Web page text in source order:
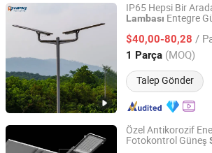
IP65 Hepsi Bir
Lambası Entegre
$40,00-80,28 /
1 Parça (MOQ)
Talep Gönder
Yangzhou HePu Lighting Technology
Jiangsu, China Fiyat 2020
Özel Antikorozif
Fotokontrol Güneş
Yangzhou Qiangsheng Electric Co., Ltd.